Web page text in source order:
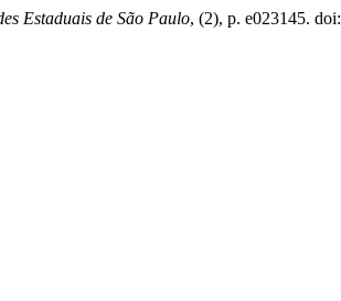
Estaduais de São Paulo, (2), p. e023145. doi: